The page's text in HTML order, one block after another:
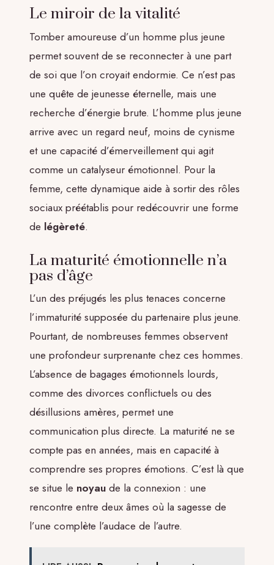
Le miroir de la vitalité
Tomber amoureuse d’un homme plus jeune
permet souvent de se reconnecter à une part
de soi que l’on croyait endormie. Ce n’est pas
une quête de jeunesse éternelle, mais une
recherche d’énergie brute. L’homme plus jeune
arrive avec un regard neuf, moins de cynisme
et une capacité d’émerveillement qui agit
comme un catalyseur émotionnel. Pour la
femme, cette dynamique aide à sortir des rôles
sociaux préétablis pour redécouvrir une forme
de légèreté.
La maturité émotionnelle n’a
pas d’âge
L’un des préjugés les plus tenaces concerne
l’immaturité supposée du partenaire plus jeune.
Pourtant, de nombreuses femmes observent
une profondeur surprenante chez ces hommes.
L’absence de bagages émotionnels lourds,
comme des divorces conflictuels ou des
désillusions amères, permet une
communication plus directe. La maturité ne se
compte pas en années, mais en capacité à
comprendre ses propres émotions. C’est là que
se situe le noyau de la connexion : une
rencontre entre deux âmes où la sagesse de
l’une complète l’audace de l’autre.